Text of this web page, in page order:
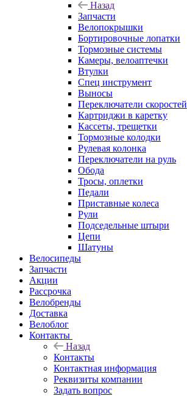
Назад
Запчасти
Велопокрышки
Бортировочные лопатки
Тормозные системы
Камеры, велоаптечки
Втулки
Спец инструмент
Выносы
Переключатели скоростей
Картриджи в каретку
Кассеты, трещетки
Тормозные колодки
Рулевая колонка
Переключатели на руль
Обода
Тросы, оплетки
Педали
Приставные колеса
Рули
Подседельные штыри
Цепи
Шатуны
Велосипеды
Запчасти
Акции
Рассрочка
Велобренды
Доставка
Велоблог
Контакты
Назад
Контакты
Контактная информация
Реквизиты компании
Задать вопрос